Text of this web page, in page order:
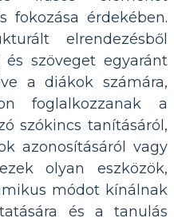
fokozása érdekében.
elrendezésből
szöveget egyaránt
a diákok számára,
foglalkozzanak a
szókincs tanításáról,
azonosításáról vagy
olyan eszközök,
módot kínálnak
és a tanulás